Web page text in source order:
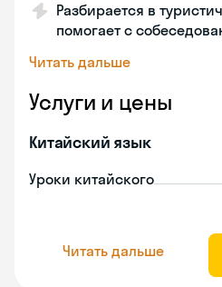
Разбирается в
помогает с
Читать дальше
Услуги и цены
Китайский язык
Уроки китайского
Читать дальше